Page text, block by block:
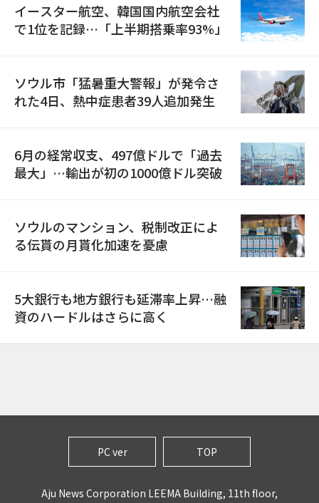
イースター航空、韓国国内航空会社
で1位を記録…「上半期搭乗率93%」
ソウル市「猛暑重大警報」が発令さ
れた4日、熱中症患者39人追加発生
6月の経常収支、497億ドルで「過去
最大」…輸出が初の1000億ドル突破
ソウルのマンション、税制改正によ
る伝貰の月貰化加速を憂慮
5大銀行も地方銀行も延滞率上昇…融
資のハードルはさらに高く
PC ver TOP
Aju News Corporation LEEMA Building, 11th floor,